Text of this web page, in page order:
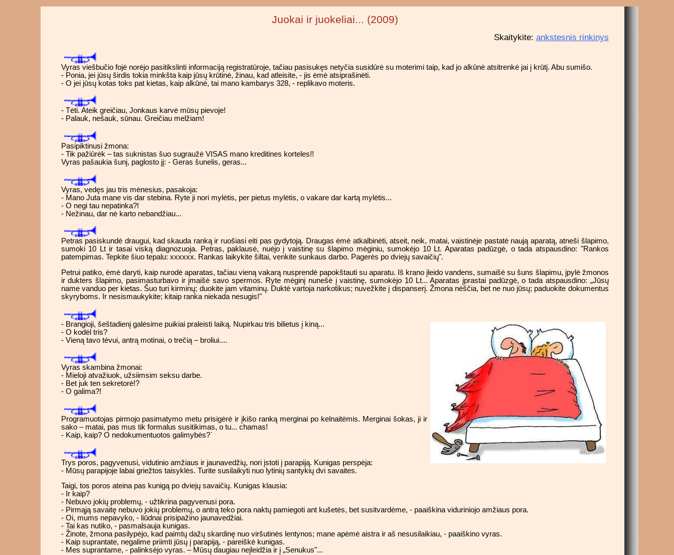
Juokai ir juokeliai... (2009)
Skaitykite: ankstesnis rinkinys
Vyras viešbučio fojė norėjo pasitikslinti informaciją registratūroje, tačiau pasisukęs netyčia susidūrė su moterimi taip, kad jo alkūnė atsitrenkė jai į krūtį. Abu sumišo.
- Ponia, jei jūsų širdis tokia minkšta kaip jūsų krūtinė, žinau, kad atleisite, - jis ėmė atsiprašinėti.
- O jei jūsų kotas toks pat kietas, kaip alkūnė, tai mano kambarys 328, - replikavo moteris.
- Tėti. Ateik greičiau, Jonkaus karvė mūsų pievoje!
- Palauk, nešauk, sūnau. Greičiau melžiam!
Pasipiktinusi žmona:
- Tik pažiūrėk – tas suknistas šuo sugraužė VISAS mano kreditines korteles!!
Vyras pašaukia šunį, paglosto jį: - Geras šunelis, geras...
Vyras, vedęs jau tris mėnesius, pasakoja:
- Mano Juta mane vis dar stebina. Ryte ji nori mylėtis, per pietus mylėtis, o vakare dar kartą mylėtis...
- O negi tau nepatinka?!
- Nežinau, dar nė karto nebandžiau...
Petras pasiskundė draugui, kad skauda ranką ir ruošiasi eiti pas gydytoją. Draugas ėmė atkalbinėti, atseit, neik, matai, vaistinėje pastatė naują aparatą, atneši šlapimo,
sumoki 10 Lt ir tasai viską diagnozuoja. Petras, paklausė, nuėjo į vaistinę su šlapimo mėginiu, sumokėjo 10 Lt. Aparatas padūzgė, o tada atspausdino: "Rankos
patempimas. Tepkite šiuo tepalu: xxxxxx. Rankas laikykite šiltai, venkite sunkaus darbo. Pagerės po dviejų savaičių".
Petrui patiko, ėmė daryti, kaip nurodė aparatas, tačiau vieną vakarą nusprendė papokštauti su aparatu. Iš krano įleido vandens, sumaišė su šuns šlapimu, įpylė žmonos
ir dukters šlapimo, pasimasturbavo ir įmaišė savo spermos. Ryte mėginį nunešė į vaistinę, sumokėjo 10 Lt... Aparatas įprastai padūzgė, o tada atspausdino: „Jūsų
name vanduo per kietas. Šuo turi kirminų; duokite jam vitaminų. Duktė vartoja narkotikus; nuvežkite į dispanserį. Žmona nėščia, bet ne nuo jūsų; paduokite dokumentus
skyryboms. Ir nesismaukykite; kitaip ranka niekada nesugis!"
- Brangioji, šeštadienį galėsime puikiai praleisti laiką. Nupirkau tris bilietus į kiną...
- O kodėl tris?
- Vieną tavo tėvui, antrą motinai, o trečią – broliui....
Vyras skambina žmonai:
- Mieloji atvažiuok, užsiimsim seksu darbe.
- Bet juk ten sekretorė!?
- O galima?!
Programuotojas pirmojo pasimatymo metu prisigėrė ir įkišo ranką merginai po kelnaitėmis. Merginai šokas, ji ir
sako – matai, pas mus tik formalus susitikimas, o tu... chamas!
- Kaip, kaip? O nedokumentuotos galimybės?`
Trys poros, pagyvenusi, vidutinio amžiaus ir jaunavedžių, nori įstoti į parapiją. Kunigas perspėja:
- Mūsų parapijoje labai griežtos taisyklės. Turite susilaikyti nuo lytinių santykių dvi savaites.
Taigi, tos poros ateina pas kunigą po dviejų savaičių. Kunigas klausia:
- Ir kaip?
- Nebuvo jokių problemų, - užtikrina pagyvenusi pora.
- Pirmąją savaitę nebuvo jokių problemų, o antrą teko pora naktų pamiegoti ant kušetės, bet susitvardėme, - paaiškina viduriniojo amžiaus pora.
- Oi, mums nepavyko, - liūdnai prisipažino jaunavedžiai.
- Tai kas nutiko, - pasmalsauja kunigas.
- Žinote, žmona pasilypėjo, kad paimtų dažų skardinę nuo viršutinės lentynos; mane apėmė aistra ir aš nesusilaikiau, - paaiškino vyras.
- Kaip suprantate, negalime priimti jūsų į parapiją, - pareiškė kunigas.
- Mes suprantame, - palinksėjo vyras. – Mūsų daugiau neįleidžia ir į „Senukus"...